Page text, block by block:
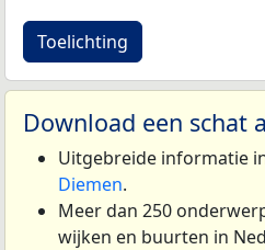
Toelichting
Download een schat
Uitgebreide informatie
Diemen.
Meer dan 250
wijken en buurten in